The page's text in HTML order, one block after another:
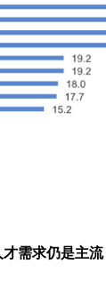
求仍是主流